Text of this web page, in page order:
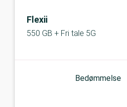
Flexii
550 GB + Fri tale 5G
Bedømmelse